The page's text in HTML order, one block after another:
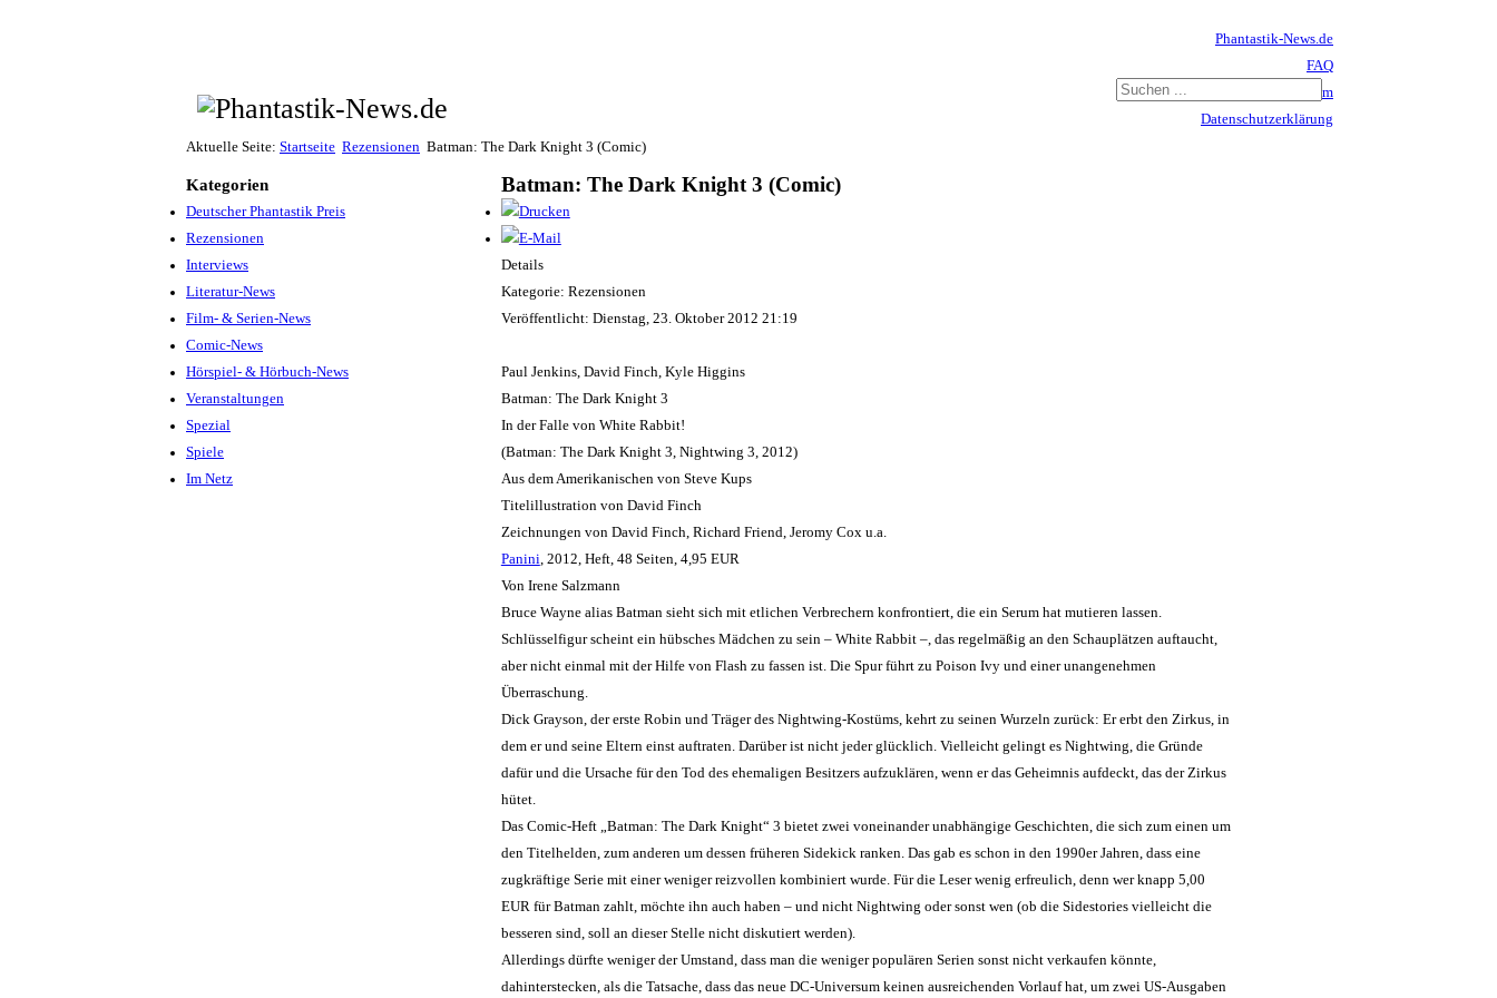
Phantastik-News.de
FAQ
Impressum
Datenschutzerklärung
Aktuelle Seite: Startseite Rezensionen Batman: The Dark Knight 3 (Comic)
Kategorien
Deutscher Phantastik Preis
Rezensionen
Interviews
Literatur-News
Film- & Serien-News
Comic-News
Hörspiel- & Hörbuch-News
Veranstaltungen
Spezial
Spiele
Im Netz
Batman: The Dark Knight 3 (Comic)
Details
Kategorie: Rezensionen
Veröffentlicht: Dienstag, 23. Oktober 2012 21:19
Paul Jenkins, David Finch, Kyle Higgins
Batman: The Dark Knight 3
In der Falle von White Rabbit!
(Batman: The Dark Knight 3, Nightwing 3, 2012)
Aus dem Amerikanischen von Steve Kups
Titelillustration von David Finch
Zeichnungen von David Finch, Richard Friend, Jeromy Cox u.a.
Panini , 2012, Heft, 48 Seiten, 4,95 EUR
Von Irene Salzmann
Bruce Wayne alias Batman sieht sich mit etlichen Verbrechern konfrontiert, die ein Serum hat mutieren lassen.
Schlüsselfigur scheint ein hübsches Mädchen zu sein – White Rabbit –, das regelmäßig an den Schauplätzen auftaucht,
aber nicht einmal mit der Hilfe von Flash zu fassen ist. Die Spur führt zu Poison Ivy und einer unangenehmen
Überraschung.
Dick Grayson, der erste Robin und Träger des Nightwing-Kostüms, kehrt zu seinen Wurzeln zurück: Er erbt den Zirkus, in
dem er und seine Eltern einst auftraten. Darüber ist nicht jeder glücklich. Vielleicht gelingt es Nightwing, die Gründe
dafür und die Ursache für den Tod des ehemaligen Besitzers aufzuklären, wenn er das Geheimnis aufdeckt, das der Zirkus
hütet.
Das Comic-Heft „Batman: The Dark Knight“ 3 bietet zwei voneinander unabhängige Geschichten, die sich zum einen um
den Titelhelden, zum anderen um dessen früheren Sidekick ranken. Das gab es schon in den 1990er Jahren, dass eine
zugkräftige Serie mit einer weniger reizvollen kombiniert wurde. Für die Leser wenig erfreulich, denn wer knapp 5,00
EUR für Batman zahlt, möchte ihn auch haben – und nicht Nightwing oder sonst wen (ob die Sidestories vielleicht die
besseren sind, soll an dieser Stelle nicht diskutiert werden).
Allerdings dürfte weniger der Umstand, dass man die weniger populären Serien sonst nicht verkaufen könnte,
dahinterstecken, als die Tatsache, dass das neue DC-Universum keinen ausreichenden Vorlauf hat, um zwei US-Ausgaben